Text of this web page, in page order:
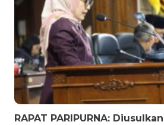
RAPAT PARIPURNA: